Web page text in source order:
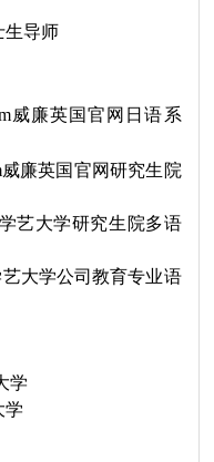
生导师
威廉英国官网日语系
廉英国官网研究生院
艺大学研究生院多语
大学公司教育专业语
学
学